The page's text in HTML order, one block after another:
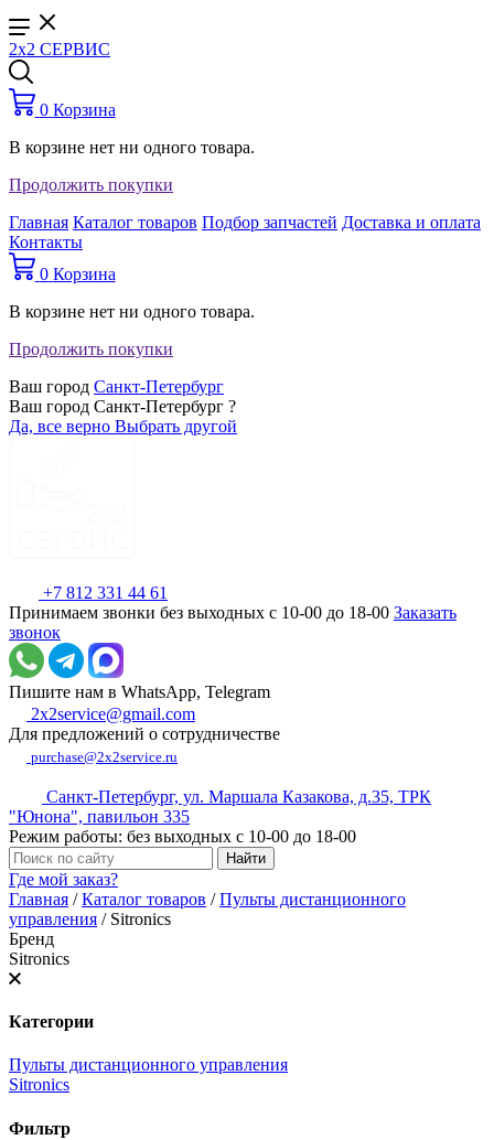
2x2 СЕРВИС
0 Корзина
В корзине нет ни одного товара.
Продолжить покупки
Главная Каталог товаров Подбор запчастей Доставка и оплата
Контакты
0 Корзина
В корзине нет ни одного товара.
Продолжить покупки
Ваш город Санкт-Петербург
Ваш город Санкт-Петербург ?
Да, все верно Выбрать другой
+7 812 331 44 61
Принимаем звонки без выходных с 10-00 до 18-00 Заказать
звонок
Пишите нам в WhatsApp, Telegram
2x2service@gmail.com
Для предложений о сотрудничестве
purchase@2x2service.ru
Санкт-Петербург, ул. Маршала Казакова, д.35, ТРК
"Юнона", павильон 335
Режим работы: без выходных с 10-00 до 18-00
Где мой заказ?
Главная /Каталог товаров /Пульты дистанционного
управления / Sitronics
Бренд
Sitronics
Категории
Пульты дистанционного управления
Sitronics
Фильтр